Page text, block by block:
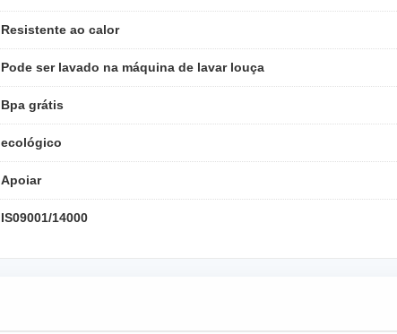
Resistente ao calor
Pode ser lavado na máquina de lavar louça
Bpa grátis
ecológico
Apoiar
IS09001/14000